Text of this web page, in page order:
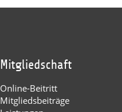
Mitgliedschaft
Online-Beitritt
Mitgliedsbeiträge